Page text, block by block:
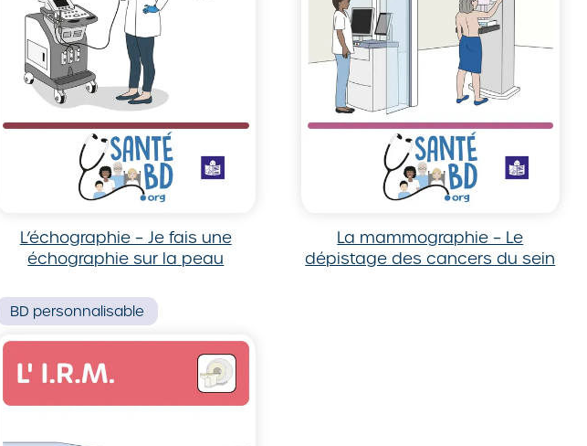
L’échographie – Je fais une
échographie sur la peau
La mammographie – Le
dépistage des cancers du sein
BD personnalisable